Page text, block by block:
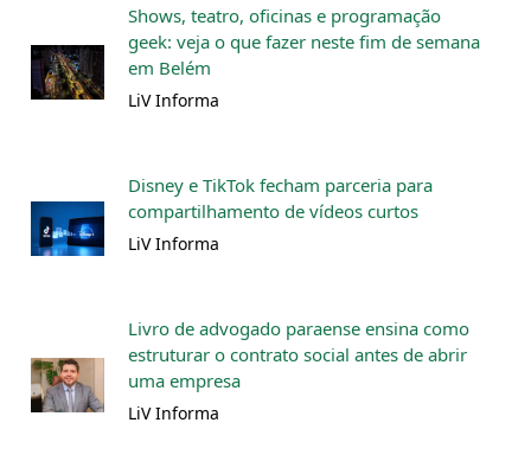
Shows, teatro, oficinas e programação
geek: veja o que fazer neste fim de semana
em Belém
LiV Informa
Disney e TikTok fecham parceria para
compartilhamento de vídeos curtos
LiV Informa
Livro de advogado paraense ensina como
estruturar o contrato social antes de abrir
uma empresa
LiV Informa